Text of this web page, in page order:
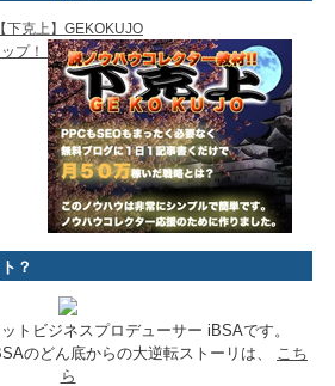
【下克上】GEKOKUJO
プ！
？
トビジネスプロデューサー iBSAです。
のどん底からの大逆転ストーリは、
こち
ら